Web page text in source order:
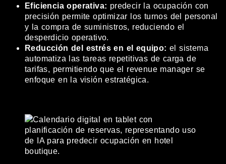
Eficiencia operativa: predecir la ocupación con
precisión permite optimizar los turnos del personal
y la compra de suministros, reduciendo el
desperdicio operativo.
Reducción del estrés en el equipo: el sistema
automatiza las tareas repetitivas de carga de
tarifas, permitiendo que el revenue manager se
enfoque en la visión estratégica.